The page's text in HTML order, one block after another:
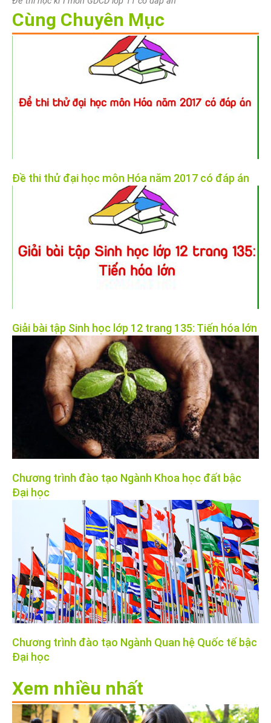
Cùng Chuyên Mục
Đề thi thử đại học môn Hóa năm 2017 có đáp án
Giải bài tập Sinh học lớp 12 trang 135: Tiến hóa lớn
Chương trình đào tạo Ngành Khoa học đất bậc
Đại học
Chương trình đào tạo Ngành Quan hệ Quốc tế bậc
Đại học
Xem nhiều nhất